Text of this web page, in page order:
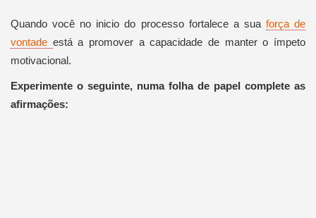
Quando você no inicio do processo fortalece a sua força de
vontade está a promover a capacidade de manter o ímpeto
motivacional.
Experimente o seguinte, numa folha de papel complete as
afirmações: